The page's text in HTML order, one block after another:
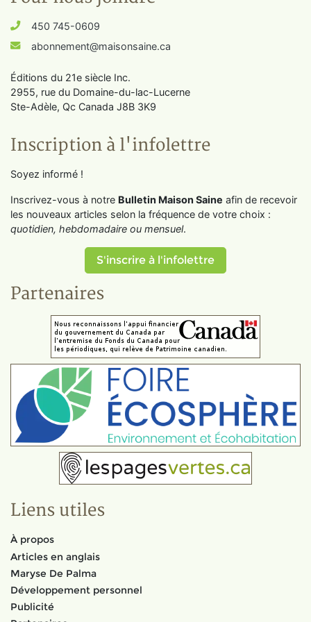
450 745-0609
abonnement@maisonsaine.ca
Éditions du 21e siècle Inc.
2955, rue du Domaine-du-lac-Lucerne
Ste-Adèle, Qc Canada J8B 3K9
Inscription à l'infolettre
Soyez informé !
Inscrivez-vous à notre Bulletin Maison Saine afin de recevoir
les nouveaux articles selon la fréquence de votre choix :
quotidien, hebdomadaire ou mensuel.
S'inscrire à l'infolettre
Partenaires
Liens utiles
À propos
Articles en anglais
Maryse De Palma
Développement personnel
Publicité